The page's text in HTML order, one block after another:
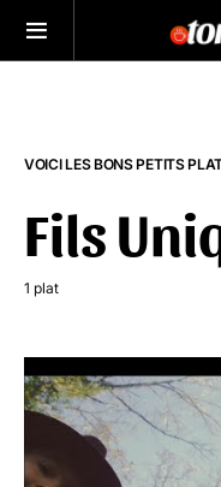
VOICI LES BONS PETITS
Fils
1 plat